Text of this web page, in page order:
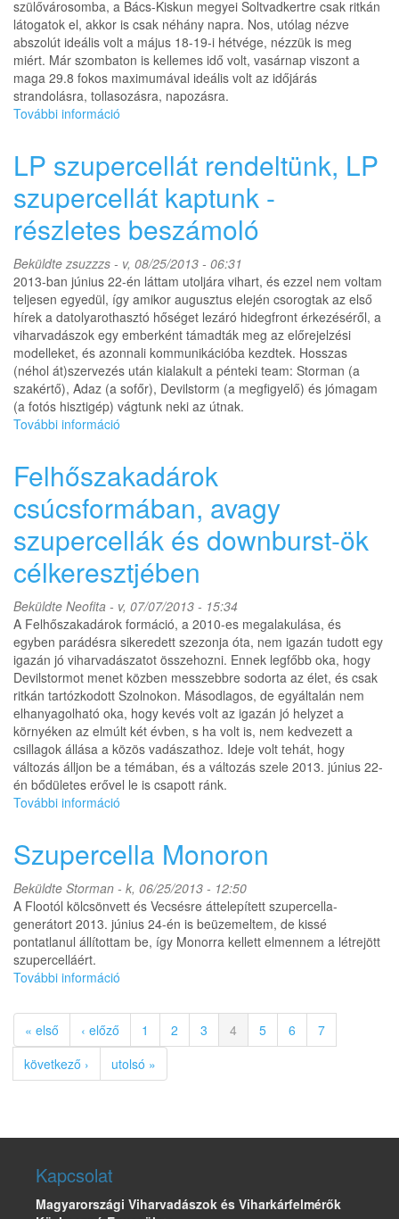
videó-
összefoglaló
tartalommal
kapcsolatosan
szülővárosomba, a Bács-Kiskun megyei Soltvadkertre csak ritkán
látogatok el, akkor is csak néhány napra. Nos, utólag nézve
abszolút ideális volt a május 18-19-i hétvége, nézzük is meg
miért. Már szombaton is kellemes idő volt, vasárnap viszont a
maga 29.8 fokos maximumával ideális volt az időjárás
strandolásra, tollasozásra, napozásra.
További információ
élmény
tartalommal
kapcsolatosan
LP szupercellát rendeltünk, LP
szupercellát kaptunk -
részletes beszámoló
Beküldte zsuzzzs - v, 08/25/2013 - 06:31
2013-ban június 22-én láttam utoljára vihart, és ezzel nem voltam
teljesen egyedül, így amikor augusztus elején csorogtak az első
hírek a datolyarothasztó hőséget lezáró hidegfront érkezéséről, a
viharvadászok egy emberként támadták meg az előrejelzési
modelleket, és azonnali kommunikációba kezdtek. Hosszas
(néhol át)szervezés után kialakult a pénteki team: Storman (a
szakértő), Adaz (a sofőr), Devilstorm (a megfigyelő) és jómagam
(a fotós hisztigép) vágtunk neki az útnak.
További információ
LP
szupercellát
kaptunk
részletes
beszámoló
tartalommal
kapcsolatosan
Felhőszakadárok
csúcsformában, avagy
szupercellák és downburst-ök
célkeresztjében
Beküldte Neofita - v, 07/07/2013 - 15:34
A Felhőszakadárok formáció, a 2010-es megalakulása, és
egyben parádésra sikeredett szezonja óta, nem igazán tudott egy
igazán jó viharvadászatot összehozni. Ennek legfőbb oka, hogy
Devilstormot menet közben messzebbre sodorta az élet, és csak
ritkán tartózkodott Szolnokon. Másodlagos, de egyáltalán nem
elhanyagolható oka, hogy kevés volt az igazán jó helyzet a
környéken az elmúlt két évben, s ha volt is, nem kedvezett a
csillagok állása a közös vadászathoz. Ideje volt tehát, hogy
változás álljon be a témában, és a változás szele 2013. június 22-
én bődületes erővel le is csapott ránk.
További információ
szupercellák
downburst-
ök
célkeresztjében
tartalommal
Szupercella Monoron
Beküldte Storman - k, 06/25/2013 - 12:50
A Flootól kölcsönvett és Vecsésre áttelepített szupercella-
generátort 2013. június 24-én is beüzemeltem, de kissé
pontatlanul állítottam be, így Monorra kellett elmennem a létrejött
szupercelláért.
További információ
tartalommal
kapcsolatosan
« első ‹ előző 1 2 3 4 5 6
7
következő ›
utolsó »
Kapcsolat
Magyarországi Viharvadászok és Viharkárfelmérők